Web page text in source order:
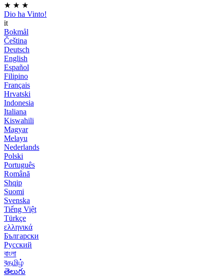
★ ★ ★
Dio ha Vinto!
it
Bokmål
Čeština
Deutsch
English
Español
Filipino
Français
Hrvatski
Indonesia
Italiana
Kiswahili
Magyar
Melayu
Nederlands
Polski
Português
Română
Shqip
Suomi
Svenska
Tiếng Việt
Türkçe
ελληνικά
Български
Русский
বাংলা
বதமிழ்
తెలుగు